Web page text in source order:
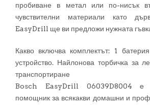
пробиване в метал или по-нисък
чувствителни материали като
EasyDrill ще ви предложи нужната
Какво включва комплектът: 1
устройство. Найлонова торбичка за
транспортиране
Bosch EasyDrill 06039D8004 е
помощник за всякакви домашни и